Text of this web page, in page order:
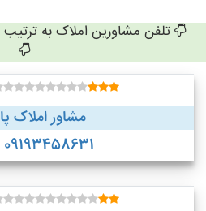
تلفن مشاورین املاک به
مشاور املاک
09193458631